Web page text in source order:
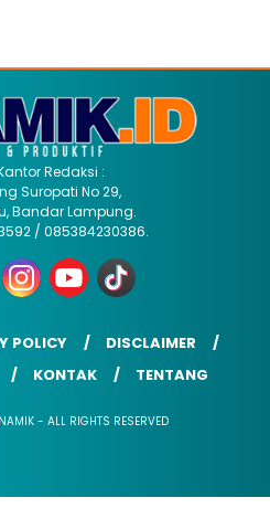
Redaksi :
Suropati No 29,
Bandar Lampung.
/ 085384230386.
POLICY
DISCLAIMER
KONTAK TENTANG
- ALL RIGHTS RESERVED